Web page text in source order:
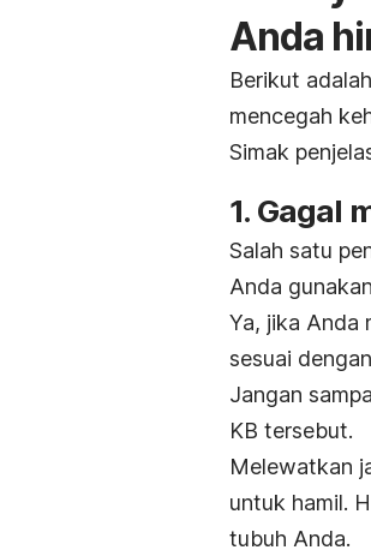
Anda
Berikut
mencegah
Simak
1. Gagal
Salah satu
Anda
Ya, jika Anda
sesuai
Jangan
KB tersebut.
Melewatkan
untuk hamil.
tubuh Anda.